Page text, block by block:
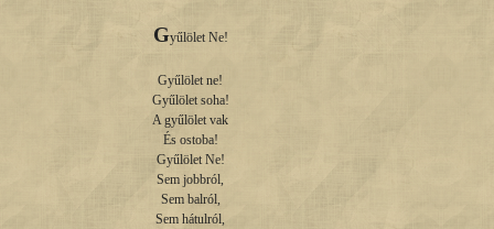
Gyűlölet Ne!
Gyűlölet ne!
Gyűlölet soha!
A gyűlölet vak
És ostoba!
Gyűlölet Ne!
Sem jobbról,
Sem balról,
Sem hátulról,